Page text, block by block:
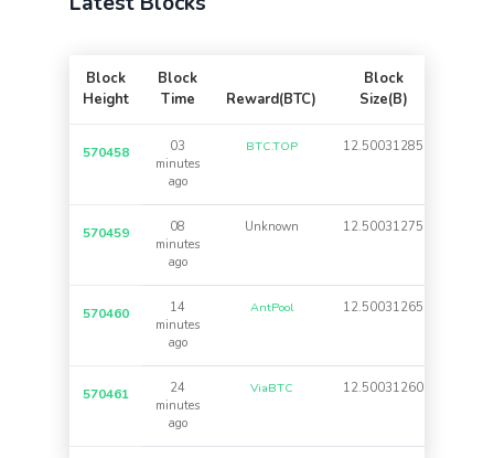
Block
Height
Block
Time
Reward(BTC)
Block
Size(B)
570458
03
minutes
ago
BTC.TOP 12.50031285
570459
08
minutes
ago
Unknown 12.50031275
570460
14
minutes
ago
AntPool 12.50031265
570461
24
minutes
ago
ViaBTC 12.50031260